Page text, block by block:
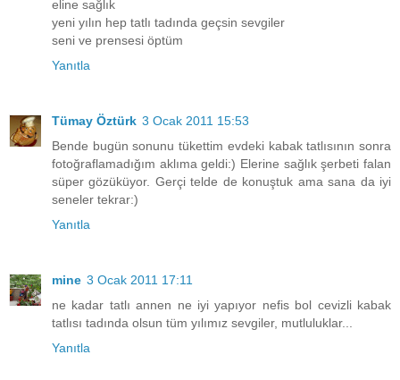
eline sağlık
yeni yılın hep tatlı tadında geçsin sevgiler
seni ve prensesi öptüm
Yanıtla
Tümay Öztürk 3 Ocak 2011 15:53
Bende bugün sonunu tükettim evdeki kabak tatlısının sonra
fotoğraflamadığım aklıma geldi:) Elerine sağlık şerbeti falan
süper gözüküyor. Gerçi telde de konuştuk ama sana da iyi
seneler tekrar:)
Yanıtla
mine 3 Ocak 2011 17:11
ne kadar tatlı annen ne iyi yapıyor nefis bol cevizli kabak
tatlısı tadında olsun tüm yılımız sevgiler, mutluluklar...
Yanıtla